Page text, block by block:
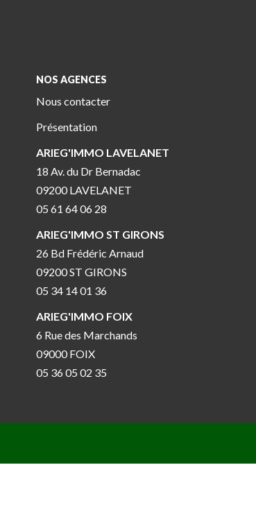
NOS AGENCES
Nous contacter
Présentation
ARIEG'IMMO LAVELANET
18 Av. du Dr Bernadac
09200 LAVELANET
05 61 64 06 28
ARIEG'IMMO ST GIRONS
26 Bd Frédéric Arnaud
09200 ST GIRONS
05 34 14 01 36
ARIEG'IMMO FOIX
6 Rue des Marchands
09000 FOIX
05 36 05 02 35